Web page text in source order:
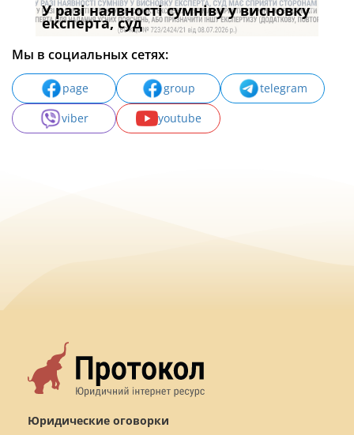
У разі наявності сумніву у висновку
експерта, суд
Мы в социальных сетях:
page group
telegram
viber
youtube
Юридические оговорки